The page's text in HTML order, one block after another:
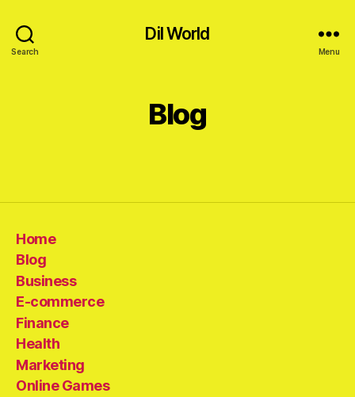
Search
Dil World
Menu
Blog
Home
Blog
Business
E-commerce
Finance
Health
Marketing
Online Games